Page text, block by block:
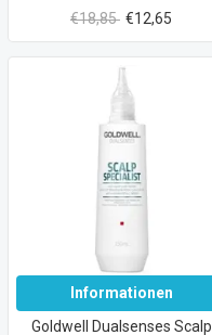
€18,85 €12,65
Informationen
Goldwell Dualsenses Scalp